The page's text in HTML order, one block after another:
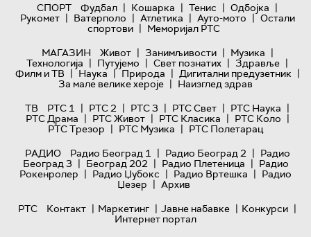
СПОРТ
Фудбал | Кошарка | Тенис | Одбојка |
Рукомет | Ватерполо | Атлетика | Ауто-мото | Остали
спортови | Меморијал РТС
МАГАЗИН
Живот | Занимљивости | Музика |
Технологијa | Путујемо | Свет познатих | Здравље |
Филм и ТВ | Наука | Природа | Дигитални предузетник |
За мале велике хероје | Наизглед здрав
ТВ
РТС 1 | РТС 2 | РТС 3 | РТС Свет | РТС Наука |
РТС Драма | РТС Живот | РТС Класика | РТС Коло |
РТС Трезор | РТС Музика | РТС Полетарац
РАДИО
Радио Београд 1 | Радио Београд 2 | Радио
Београд 3 | Београд 202 | Радио Плетеница | Радио
Рокенролер | Радио Џубокс | Радио Вртешка | Радио
Џезер | Архив
РТС
Контакт | Маркетинг | Јавне набавке | Конкурси |
Интернет портал